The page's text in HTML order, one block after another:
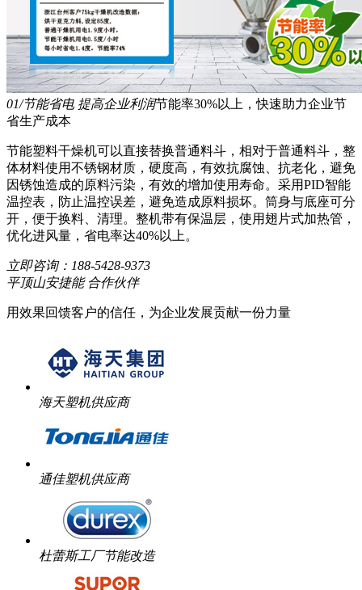
01/节能省电 提高企业利润节能率30%以上，快速助力企业节
省生产成本
节能塑料干燥机可以直接替换普通料斗，相对于普通料斗，整
体材料使用不锈钢材质，硬度高，有效抗腐蚀、抗老化，避免
因锈蚀造成的原料污染，有效的增加使用寿命。采用PID智能
温控表，防止温控误差，避免造成原料损坏。筒身与底座可分
开，便于换料、清理。整机带有保温层，使用翅片式加热管，
优化进风量，省电率达40%以上。
立即咨询： 188-5428-9373
平顶山安捷能 合作伙伴
用效果回馈客户的信任，为企业发展贡献一份力量
海天塑机供应商
通佳塑机供应商
杜蕾斯工厂节能改造